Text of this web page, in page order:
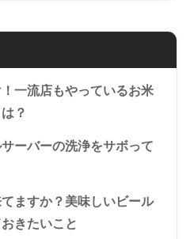
一流店もやっているお米
？
ーバーの洗浄をサボって
ますか？美味しいビール
きたいこと